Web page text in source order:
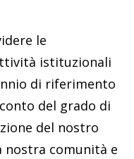
le
istituzionali
di riferimento
del grado di
del nostro
nostra comunità e